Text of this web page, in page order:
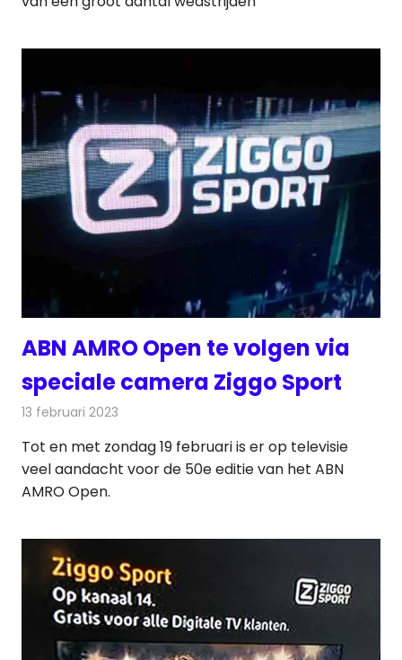
ABN AMRO Open te volgen via
speciale camera Ziggo Sport
13 februari 2023
Tot en met zondag 19 februari is er op televisie
veel aandacht voor de 50e editie van het ABN
AMRO Open.